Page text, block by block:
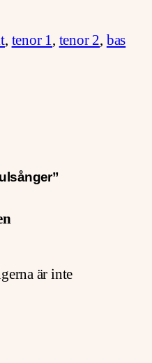
, tenor 1, tenor 2, bas
är inte